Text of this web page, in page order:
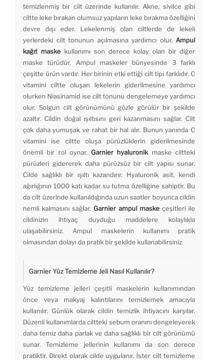
temizlenmiş bir cilt üzerinde kullanılır. Akne, sivilce gibi
ciltte leke bırakan olumsuz yapıların leke bırakma özelliğini
devre dışı eder. Lekelenmiş olan ciltlerde de lekeli
yerlerdeki cilt tonunun açılmasına yardımcı olur. Ampul
kağıt maske kullanımı son derece kolay olan bir diğer
maske türüdür. Ampul maskeler bünyesinde 3 farklı
çeşitte ürün vardır. Her birinin etki ettiği cilt tipi farklıdır. C
vitamini ciltte oluşan lekelerin giderilmesine yardımcı
olurken Niasinamid ise cilt tonunu dengelemeye yardımcı
olur. Solgun cilt görünümünü gözle görülür bir şekilde
azaltır. Cildin doğal ışıltısını geri kazanmasını sağlar. Cilt
çok daha yumuşak ve rahat bir hal alır. Bunun yanında C
vitamini ise ciltte oluşa pürüzlüklerin giderilmesinde
önemli bir rol oynar.Garnier hyaluronik maske ciltteki
pürüzleri gidererek daha pürüzsüz bir cilt yapısı sunar.
Cilde sağlıklı bir ışıltı kazandırır. Hyaluronik asit, kendi
ağırlığının 1000 katı kadar su tutma özelliğine sahiptir. Bu
da cilt üzerinde kullanıldığında uzun saatler boyunca cildin
nemli kalmasını sağlar.Garnier ampul maske çeşitleri ile
cildinizin ihtiyaç duyduğu maddelere kolaylıkla
ulaşabilirsiniz. Ampul maskelerin kullanımı pratik
olmasından dolayı da pratik bir şekilde kullanabilirsiniz.
Garnier Yüz Temizleme Jeli Nasıl Kullanılır?
Yüz temizleme jelleri çeşitli maskelerin kullanımından
önce veya makyaj kalıntılarını temizlemek amacıyla
kullanılır. Günlük olarak cildin temizlik ihtiyacını karşılar.
Düzenli kullanımlarda ciltteki sebum oranını dengeleyerek
daha temiz daha parlak ve daha sağlıklı bir cilt görünümü
sunar. Temizleme jellerinin kullanımı da son derece
pratiktir. Direkt olarak cilde uygulanır. İster cilt temizleme